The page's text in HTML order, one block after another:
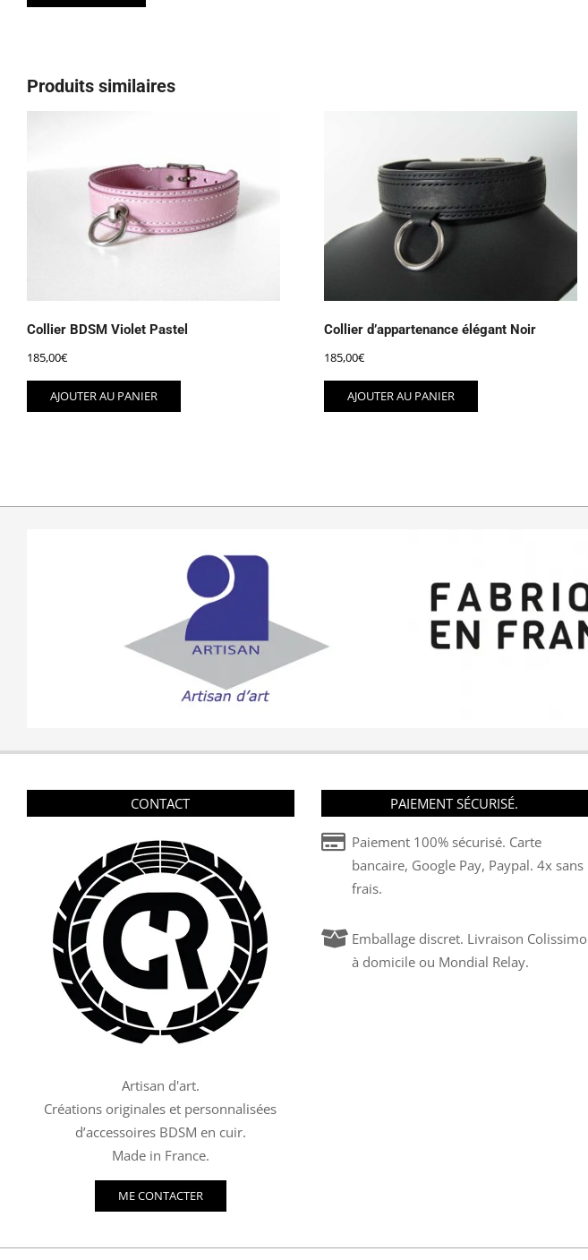
Produits similaires
Collier BDSM Violet Pastel
185,00€
AJOUTER AU PANIER
Collier d’appartenance élégant Noir
185,00€
AJOUTER AU PANIER
CONTACT
Artisan d'art.
Créations originales et personnalisées
d’accessoires BDSM en cuir.
Made in France.
ME CONTACTER
PAIEMENT SÉCURISÉ.
Paiement 100% sécurisé. Carte
bancaire, Google Pay, Paypal. 4x sans
frais.
Emballage discret. Livraison Colissimo
à domicile ou Mondial Relay.